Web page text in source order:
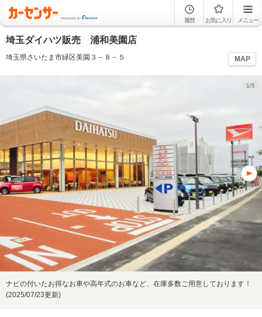
履歴 お気に入り メニュー
埼玉ダイハツ販売 浦和美園店
埼玉県さいたま市緑区美園３－８－５ MAP
1/5
ナビの付いたお得なお車や高年式のお車など、在庫多数ご用意しております！
(2025/07/23更新)